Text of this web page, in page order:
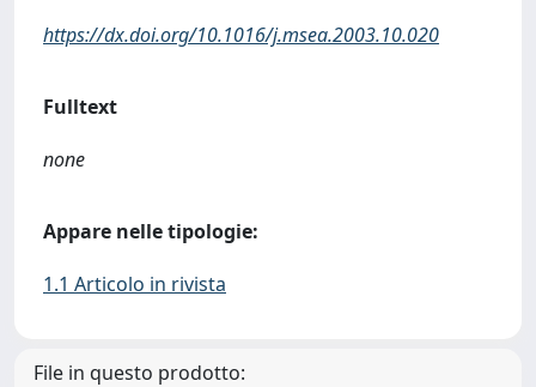
https://dx.doi.org/10.1016/j.msea.2003.10.020
Fulltext
none
Appare nelle tipologie:
1.1 Articolo in rivista
File in questo prodotto: